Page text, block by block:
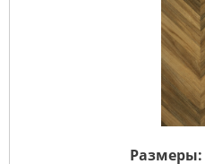
Размеры: